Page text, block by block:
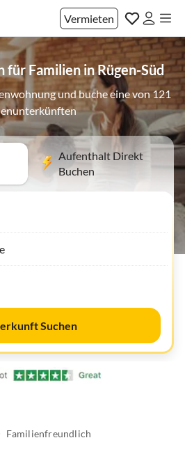
Vermieten
für Familien in Rügen-Süd
und buche eine von 121
Aufenthalt Direkt
Buchen
Suchen
Familienfreundlich